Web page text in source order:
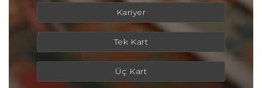
Kariyer
Tek Kart
Üç Kart